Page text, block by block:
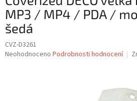
MP3 / MP4 / PDA /
šedá
CVZ-D3261
Průměrné
Neohodnoceno Podrobnosti hodnocení